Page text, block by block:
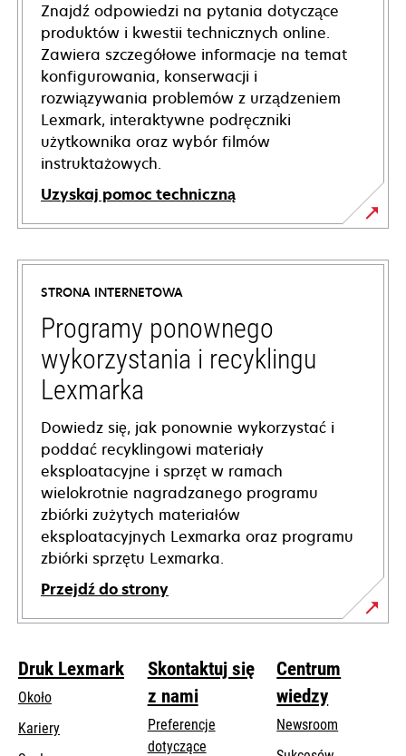
Znajdź odpowiedzi na pytania dotyczące
produktów i kwestii technicznych online.
Zawiera szczegółowe informacje na temat
konfigurowania, konserwacji i
rozwiązywania problemów z urządzeniem
Lexmark, interaktywne podręczniki
użytkownika oraz wybór filmów
instruktażowych.
Uzyskaj pomoc techniczną
opens
in
new
tab
STRONA INTERNETOWA
Programy ponownego
wykorzystania i recyklingu
Lexmarka
Dowiedz się, jak ponownie wykorzystać i
poddać recyklingowi materiały
eksploatacyjne i sprzęt w ramach
wielokrotnie nagradzanego programu
zbiórki zużytych materiałów
eksploatacyjnych Lexmarka oraz programu
zbiórki sprzętu Lexmarka.
Przejdź do strony
Druk Lexmark
Około
Kariery
Skontaktuj się
z nami
Preferencje
dotyczące
Centrum
wiedzy
Newsroom